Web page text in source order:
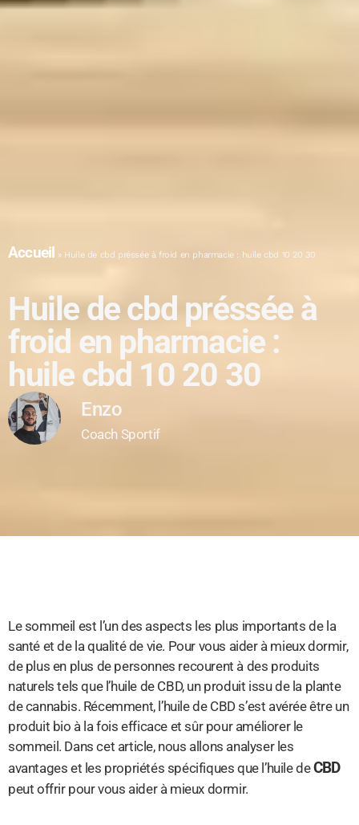
Accueil » Huile de cbd préssée à froid en pharmacie : huile cbd 10 20 30
Huile de cbd préssée à
froid en pharmacie :
huile cbd 10 20 30
Enzo
Coach Sportif
Le sommeil est l’un des aspects les plus importants de la
santé et de la qualité de vie. Pour vous aider à mieux dormir,
de plus en plus de personnes recourent à des produits
naturels tels que l’huile de CBD, un produit issu de la plante
de cannabis. Récemment, l’huile de CBD s’est avérée être un
produit bio à la fois efficace et sûr pour améliorer le
sommeil. Dans cet article, nous allons analyser les
avantages et les propriétés spécifiques que l’huile deCBD
peut offrir pour vous aider à mieux dormir.